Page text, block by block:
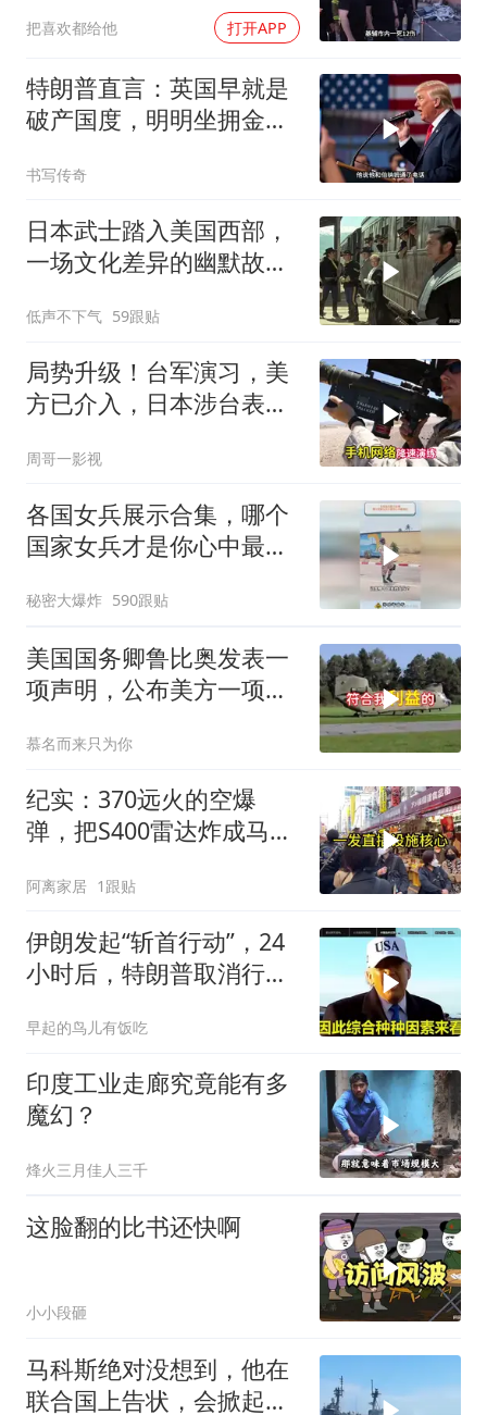
把喜欢都给他 打开APP
特朗普直言：英国早就是
破产国度，明明坐拥金
书写传奇
日本武士踏入美国西部，
一场文化差异的幽默故事
低声不下气 59跟贴
局势升级！台军演习，美
方已介入，日本涉台表述
周哥一影视
各国女兵展示合集，哪个
国家女兵才是你心中最飒
秘密大爆炸 590跟贴
美国国务卿鲁比奥发表一
项声明，公布美方一项重
慕名而来只为你
纪实：370远火的空爆
弹，把S400雷达炸成马蜂
了
阿离家居 1跟贴
伊朗发起“斩首行动”，24
小时后，特朗普取消行
早起的鸟儿有饭吃
印度工业走廊究竟能有多
魔幻？
烽火三月佳人三千
这脸翻的比书还快啊
小小段砸
马科斯绝对没想到，他在
联合国上告状，会掀起中